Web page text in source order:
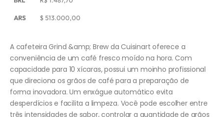
ARS $ 513.000,00
A cafeteira Grind &amp; Brew da Cuisinart oferece a
conveniência de um café fresco moído na hora. Com
capacidade para 10 xícaras, possui um moinho profissional
que direciona os grãos de café para a preparação de
forma inovadora. Um enxágue automático evita
desperdícios e facilita a limpeza. Você pode escolher entre
três intensidades de sabor, controlar a quantidade de grãos